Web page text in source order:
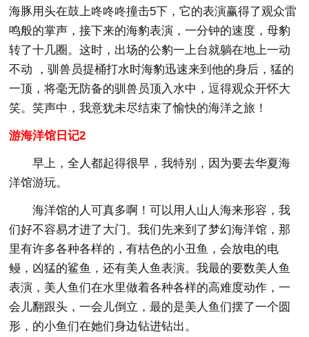
海豚用头在鼓上咚咚咚撞击5下，它的表演赢得了观众雷
鸣般的掌声，接下来的海豹表演，一分钟的速度，母豹
转了十几圈。这时，出场的公豹一上台就躺在地上一动
不动 ，驯兽员提桶打水时海豹迅速来到他的身后，猛的
一顶，将毫无防备的驯兽员顶入水中，逗得观众开怀大
笑。笑声中，我意犹未尽结束了愉快的海洋之旅！
游海洋馆日记2
早上，全人都起得很早，我特别，因为要去华夏海
洋馆游玩。
海洋馆的人可真多啊！可以用人山人海来形容，我
们好不容易才进了大门。我们先来到了梦幻海洋馆，那
里有许多各种各样的，有桔色的小丑鱼，会放电的电
鳗，凶猛的鲨鱼，还有美人鱼表演。我最的要数美人鱼
表演，美人鱼们在水里做着各种各样的高难度动作，一
会儿翻跟头，一会儿倒立，最的是美人鱼们摆了一个圆
形，的小鱼们在她们身边钻进钻出。